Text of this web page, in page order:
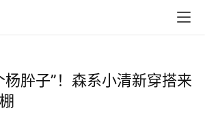
杨肸子”！森系小清新穿搭来